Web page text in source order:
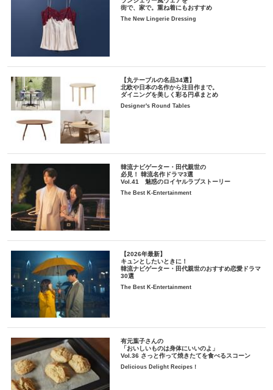
街で、家で。重ね着にもおすすめ
The New Lingerie Dressing
【丸テーブルの名品34選】
北欧や日本の名作から注目作まで。
ダイニングを美しく彩る円卓まとめ
Designer's Round Tables
韓流ナビゲーター・田代親世の
必見！ 韓流名作ドラマ3選
Vol.41 魅惑のロイヤルラブストーリー
The Best K-Entertainment
【2026年最新】
キュンとしたいときに！
韓流ナビゲーター・田代親世のおすすめ恋愛ドラマ
30選
The Best K-Entertainment
有元葉子さんの
「おいしいものは身体にいいのよ」
Vol.36 さっと作って焼きたてを食べるスコーン
Delicious Delight Recipes！